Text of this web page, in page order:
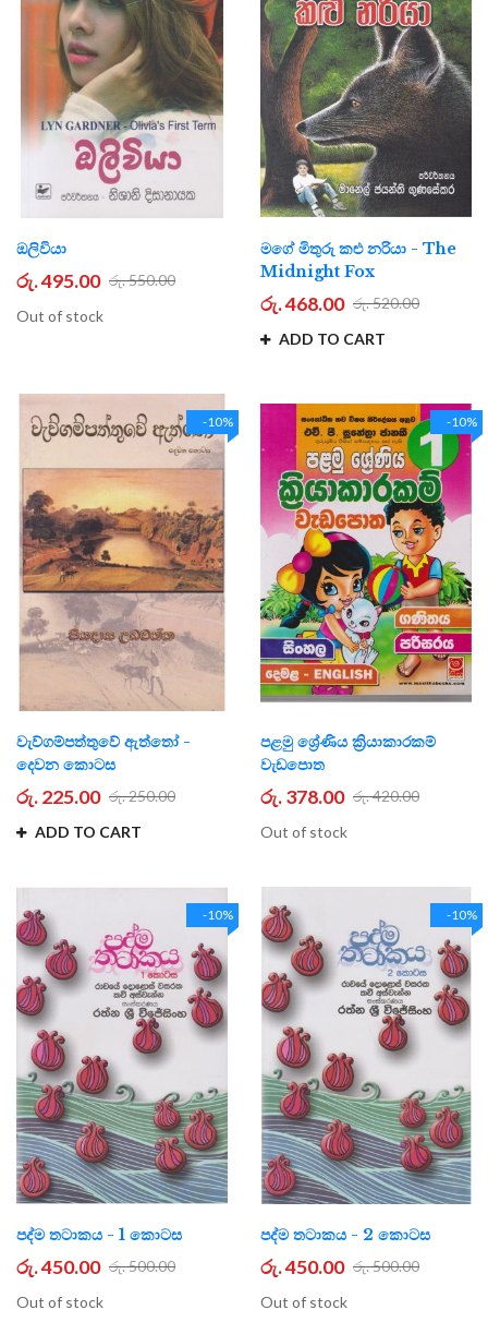
ඔලිවියා
රු. 495.00 රු. 550.00
Out of stock
මගේ මිතුරු කළු නරියා - The
Midnight Fox
රු. 468.00 රු. 520.00
ADD TO CART
-10%
වැව්ගම්පත්තුවේ ඇත්තෝ -
දෙවන කොටස
රු. 225.00 රු. 250.00
ADD TO CART
-10%
පළමු ශ්‍රේණිය ක්‍රියාකාරකම්
වැඩපොත
රු. 378.00 රු. 420.00
Out of stock
-10%
පද්ම තටාකය - 1 කොටස
රු. 450.00 රු. 500.00
Out of stock
-10%
පද්ම තටාකය - 2 කොටස
රු. 450.00 රු. 500.00
Out of stock